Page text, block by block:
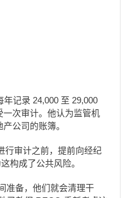
记录 24,000 至 29,000
次审计。他认为监管机
公司的账簿。
行审计之前，提前向经纪
构成了公共风险。
准备，他们就会清理干